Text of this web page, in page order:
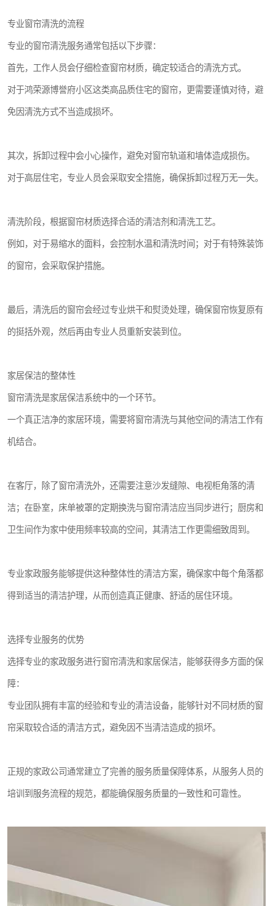
专业窗帘清洗的流程
专业的窗帘清洗服务通常包括以下步骤：
首先，工作人员会仔细检查窗帘材质，确定较适合的清洗方式。
对于鸿荣源博誉府小区这类高品质住宅的窗帘，更需要谨慎对待，避
免因清洗方式不当造成损坏。
其次，拆卸过程中会小心操作，避免对窗帘轨道和墙体造成损伤。
对于高层住宅，专业人员会采取安全措施，确保拆卸过程万无一失。
清洗阶段，根据窗帘材质选择合适的清洁剂和清洗工艺。
例如，对于易缩水的面料，会控制水温和清洗时间；对于有特殊装饰
的窗帘，会采取保护措施。
最后，清洗后的窗帘会经过专业烘干和熨烫处理，确保窗帘恢复原有
的挺括外观，然后再由专业人员重新安装到位。
家居保洁的整体性
窗帘清洗是家居保洁系统中的一个环节。
一个真正洁净的家居环境，需要将窗帘清洗与其他空间的清洁工作有
机结合。
在客厅，除了窗帘清洗外，还需要注意沙发缝隙、电视柜角落的清
洁；在卧室，床单被罩的定期换洗与窗帘清洁应当同步进行；厨房和
卫生间作为家中使用频率较高的空间，其清洁工作更需细致周到。
专业家政服务能够提供这种整体性的清洁方案，确保家中每个角落都
得到适当的清洁护理，从而创造真正健康、舒适的居住环境。
选择专业服务的优势
选择专业的家政服务进行窗帘清洗和家居保洁，能够获得多方面的保
障：
专业团队拥有丰富的经验和专业的清洁设备，能够针对不同材质的窗
帘采取较合适的清洁方式，避免因不当清洁造成的损坏。
正规的家政公司通常建立了完善的服务质量保障体系，从服务人员的
培训到服务流程的规范，都能确保服务质量的一致性和可靠性。